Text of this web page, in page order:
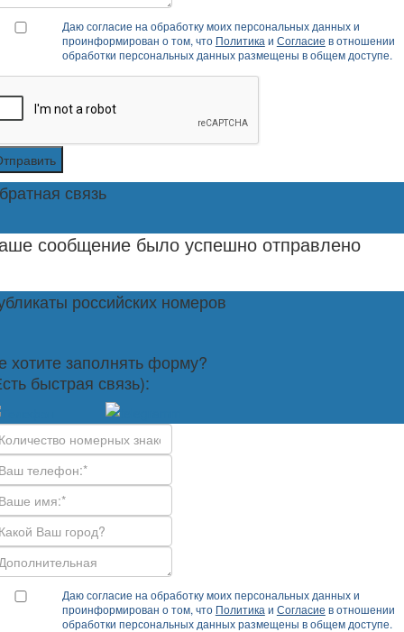
Даю согласие на обработку моих персональных данных и
проинформирован о том, что Политика и Согласие в отношении
обработки персональных данных размещены в общем доступе.
связь
сообщение было успешно отправлено
российских номеров
хотите заполнять форму?
быстрая связь):
Даю согласие на обработку моих персональных данных и
проинформирован о том, что Политика и Согласие в отношении
обработки персональных данных размещены в общем доступе.